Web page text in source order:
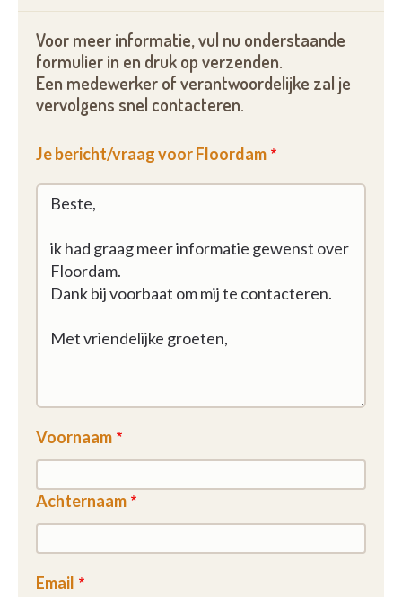
Voor meer informatie, vul nu onderstaande
formulier in en druk op verzenden.
Een medewerker of verantwoordelijke zal je
vervolgens snel contacteren.
Je bericht/vraag voor Floordam
Voornaam
Achternaam
Email